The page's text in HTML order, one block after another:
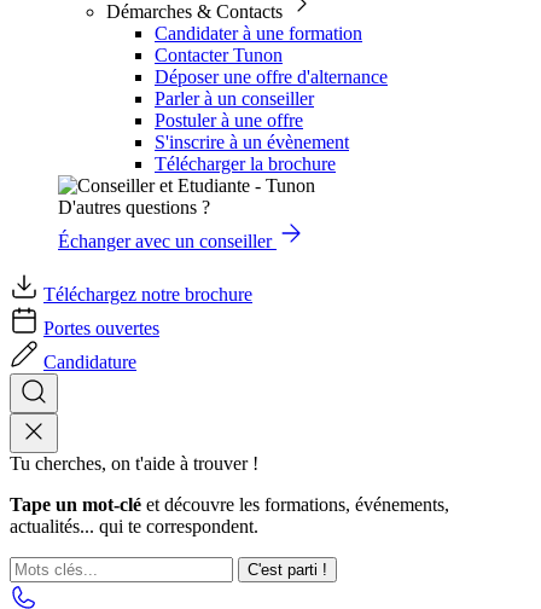
Démarches & Contacts
Candidater à une formation
Contacter Tunon
Déposer une offre d'alternance
Parler à un conseiller
Postuler à une offre
S'inscrire à un évènement
Télécharger la brochure
D'autres questions ?
Échanger avec un conseiller
Téléchargez notre brochure
Portes ouvertes
Candidature
Tu cherches, on t'aide à trouver !
Tape un mot-clé et découvre les formations, événements,
actualités... qui te correspondent.
C'est parti !